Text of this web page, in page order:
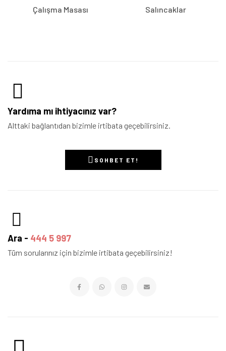
Çalışma Masası
Salıncaklar
Yardıma mı ihtiyacınız var?
Alttaki bağlantıdan bizimle irtibata geçebilirsiniz.
SOHBET ET!
Ara - 444 5 997
Tüm sorularınız için bizimle irtibata geçebilirsiniz!